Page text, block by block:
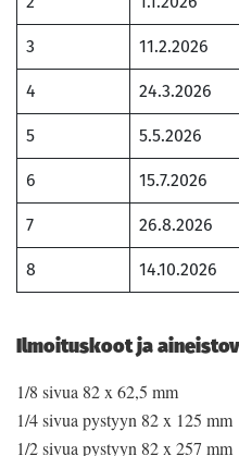
3
11.2.2026
4
24.3.2026
5
5.5.2026
6
15.7.2026
7
26.8.2026
8
14.10.2026
Ilmoituskoot ja
1/8 sivua 82 x 62,5 mm
1/4 sivua pystyyn 82 x 125 mm
1/2 sivua pystyyn 82 x 257 mm